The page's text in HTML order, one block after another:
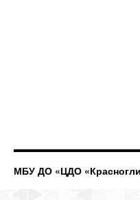
МБУ ДО «ЦДО